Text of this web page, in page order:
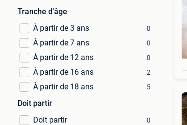
Tranche d'âge
À partir de 3 ans
0
À partir de 7 ans 0
À partir de 12 ans 0
À partir de 16 ans 2
À partir de 18 ans 5
Doit partir
Doit partir
0